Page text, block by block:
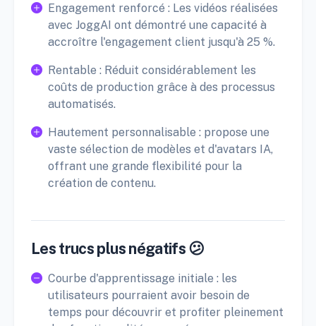
Engagement renforcé : Les vidéos réalisées
avec JoggAI ont démontré une capacité à
accroître l'engagement client jusqu'à 25 %.
Rentable : Réduit considérablement les
coûts de production grâce à des processus
automatisés.
Hautement personnalisable : propose une
vaste sélection de modèles et d'avatars IA,
offrant une grande flexibilité pour la
création de contenu.
Les trucs plus négatifs 😕
Courbe d'apprentissage initiale : les
utilisateurs pourraient avoir besoin de
temps pour découvrir et profiter pleinement